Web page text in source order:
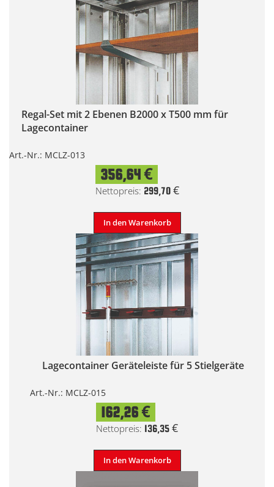
Regal-Set mit 2 Ebenen B2000 x T500 mm für
Lagecontainer
Art.-Nr.: MCLZ-013
356,64 €
299,70 €
In den Warenkorb
Lagecontainer Geräteleiste für 5 Stielgeräte
Art.-Nr.: MCLZ-015
162,26 €
136,35 €
In den Warenkorb